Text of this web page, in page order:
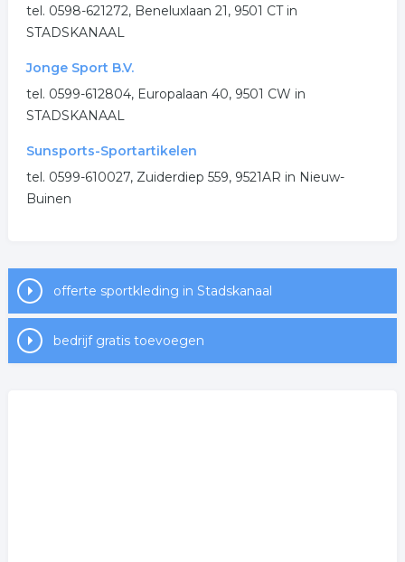
tel. 0598-621272, Beneluxlaan 21, 9501 CT in
STADSKANAAL
Jonge Sport B.V.
tel. 0599-612804, Europalaan 40, 9501 CW in
STADSKANAAL
Sunsports-Sportartikelen
tel. 0599-610027, Zuiderdiep 559, 9521AR in Nieuw-
Buinen
offerte sportkleding in Stadskanaal
bedrijf gratis toevoegen